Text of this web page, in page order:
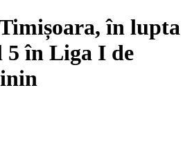
în lupta
5 în Liga I de